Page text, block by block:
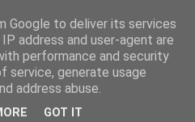
Google to deliver its services
address and user-agent are
performance and security
service, generate usage
address abuse.
GOT IT